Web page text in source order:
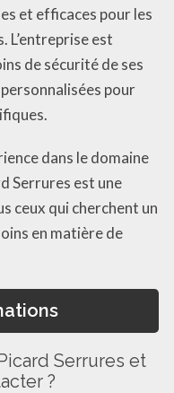
et efficaces pour les
L’entreprise est
de sécurité de ses
pour
dans le domaine
Serrures est une
ceux qui cherchent un
en matière de
Serrures et
?